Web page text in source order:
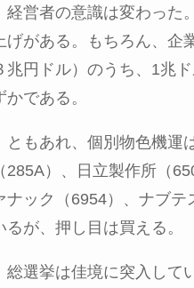
経営者の意識は変わった
げがある。もちろん、企
兆円ドル）のうち、 1兆
かである。
ともあれ、個別物色機運
（ 285A）、日立製作所（
ナック（ 6954）、ナブテ
るが、押し目は買える。
総選挙は佳境に突入して